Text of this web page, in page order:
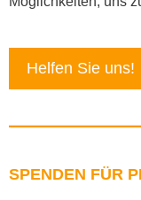
Helfen Sie uns!
SPENDEN FÜR